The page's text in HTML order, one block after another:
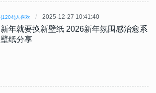
(1204)人喜欢 2025-12-27 10:41:40
新年就要换新壁纸 2026新年氛围感治愈系
壁纸分享